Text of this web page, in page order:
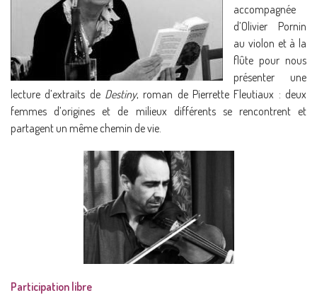
accompagnée
d’Olivier Pornin
au violon et à la
flûte pour nous
présenter une
lecture d’extraits de Destiny, roman de Pierrette Fleutiaux : deux
femmes d’origines et de milieux différents se rencontrent et
partagent un même chemin de vie.
Participation libre